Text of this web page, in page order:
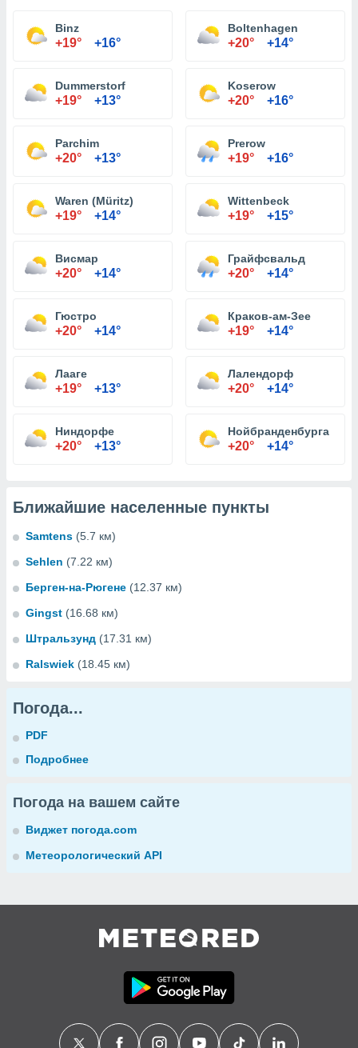
Binz
+19° +16°
Boltenhagen
+20° +14°
Dummerstorf
+19° +13°
Koserow
+20° +16°
Parchim
+20° +13°
Prerow
+19° +16°
Waren (Müritz)
+19° +14°
Wittenbeck
+19° +15°
Висмар
+20° +14°
Грайфсвальд
+20° +14°
Гюстро
+20° +14°
Краков-ам-Зее
+19° +14°
Лааге
+19° +13°
Лалендорф
+20° +14°
Ниндорфе
+20° +13°
Нойбранденбурга
+20° +14°
Ближайшие населенные пункты
Samtens (5.7 км)
Sehlen (7.22 км)
Берген-на-Рюгене (12.37 км)
Gingst (16.68 км)
Штральзунд (17.31 км)
Ralswiek (18.45 км)
Погода...
PDF
Подробнее
Погода на вашем сайте
Виджет погода.com
Метеорологический API